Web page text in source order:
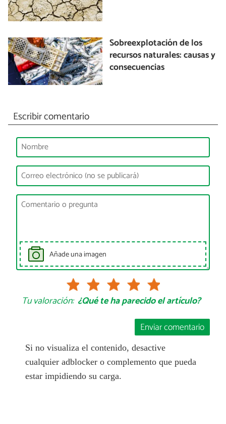
Sobreexplotación de los
recursos naturales: causas y
consecuencias
Escribir comentario
Añade una imagen
Tu valoración: ¿Qué te ha parecido el artículo?
Enviar comentario
Si no visualiza el contenido, desactive
cualquier adblocker o complemento que pueda
estar impidiendo su carga.